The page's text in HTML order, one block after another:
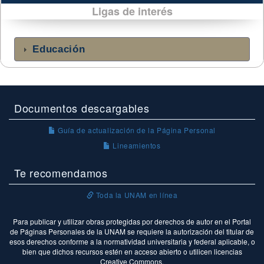
Ligas de interés
Educación
Documentos descargables
Guía de actualización de la Página Personal
Lineamientos
Te recomendamos
Toda la UNAM en línea
Para publicar y utilizar obras protegidas por derechos de autor en el Portal
de Páginas Personales de la UNAM se requiere la autorización del titular de
esos derechos conforme a la normatividad universitaria y federal aplicable, o
bien que dichos recursos estén en acceso abierto o utilicen licencias
Creative Commons.